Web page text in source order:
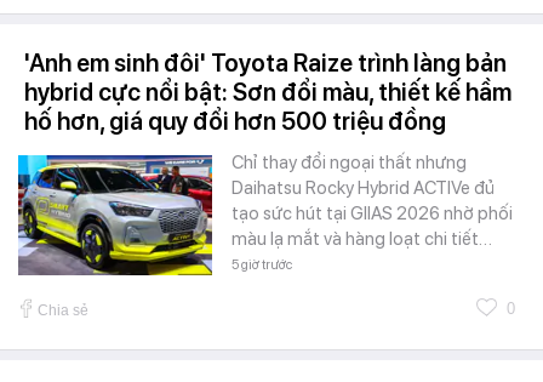
'Anh em sinh đôi' Toyota Raize trình làng bản
hybrid cực nổi bật: Sơn đổi màu, thiết kế hầm
hố hơn, giá quy đổi hơn 500 triệu đồng
Chỉ thay đổi ngoại thất nhưng
Daihatsu Rocky Hybrid ACTIVe đủ
tạo sức hút tại GIIAS 2026 nhờ phối
màu lạ mắt và hàng loạt chi tiết…
5 giờ trước
Chia sẻ 0